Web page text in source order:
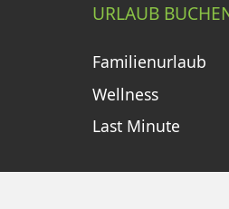
URLAUB
Familienurlaub
Wellness
Last Minute